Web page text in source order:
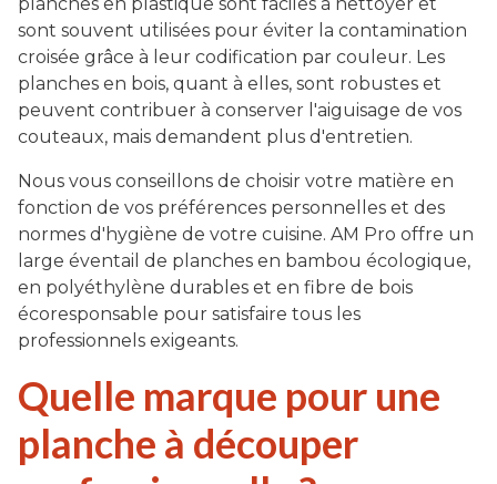
sont souvent utilisées pour éviter la contamination
croisée grâce à leur codification par couleur. Les
planches en bois, quant à elles, sont robustes et
peuvent contribuer à conserver l'aiguisage de vos
couteaux, mais demandent plus d'entretien.
Nous vous conseillons de choisir votre matière en
fonction de vos préférences personnelles et des
normes d'hygiène de votre cuisine. AM Pro offre un
large éventail de planches en bambou écologique,
en polyéthylène durables et en fibre de bois
écoresponsable pour satisfaire tous les
professionnels exigeants.
Quelle marque pour une
planche à découper